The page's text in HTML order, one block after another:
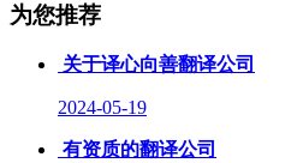
为您推荐
关于译心向善翻译公司
2024-05-19
有资质的翻译公司